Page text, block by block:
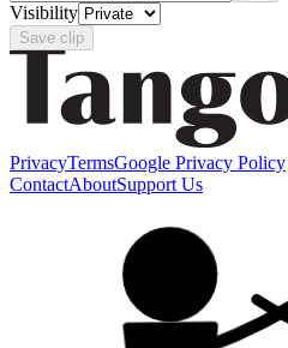
Visibility
Save clip
PrivacyTermsGoogle Privacy Policy
ContactAboutSupport Us